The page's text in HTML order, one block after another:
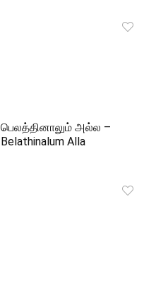
பெலத்தினாலும் அல்ல –
Belathinalum Alla